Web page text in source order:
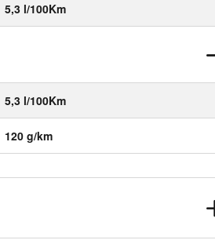
5,3 l/100Km
5,3 l/100Km
120 g/km